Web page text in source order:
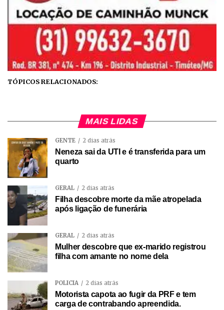
TÓPICOS RELACIONADOS:
MAIS LIDAS
GENTE 2 dias atrás
Neneza sai da UTI e é transferida para um
quarto
GERAL 2 dias atrás
Filha descobre morte da mãe atropelada
após ligação de funerária
GERAL 2 dias atrás
Mulher descobre que ex-marido registrou
filha com amante no nome dela
POLÍCIA 2 dias atrás
Motorista capota ao fugir da PRF e tem
carga de contrabando apreendida.